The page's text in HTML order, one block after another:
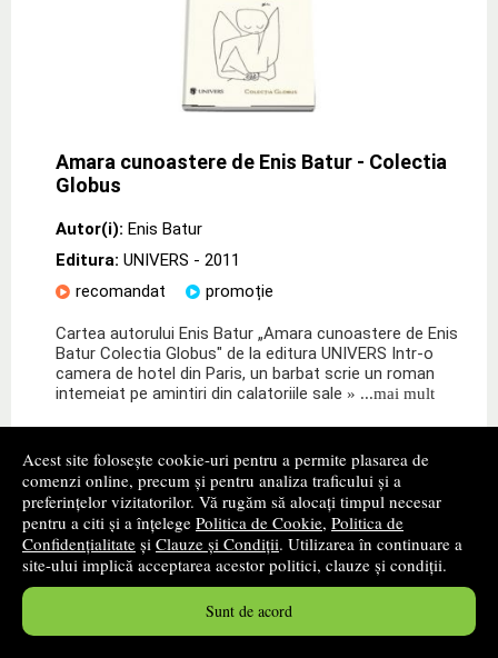
Acest site folosește cookie-uri pentru a permite plasarea de
comenzi online, precum și pentru analiza traficului și a
preferințelor vizitatorilor. Vă rugăm să alocați timpul necesar
pentru a citi și a înțelege Politica de Cookie, Politica de
Confidențialitate și Clauze și Condiții. Utilizarea în continuare a
site-ului implică acceptarea acestor politici, clauze și condiții.
Sunt de acord
Amara cunoastere de Enis Batur - Colectia
Globus
Autor(i): Enis Batur
Editura: UNIVERS - 2011
recomandat
promoție
Cartea autorului Enis Batur „Amara cunoastere de Enis
Batur Colectia Globus" de la editura UNIVERS Intr-o
camera de hotel din Paris, un barbat scrie un roman
intemeiat pe amintiri din calatoriile sale » ...mai mult
12 lei
PRP:16,90 lei
Disponibilitate: stoc indisponibil
alertă stoc